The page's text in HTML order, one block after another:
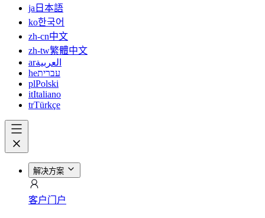
ja 日本語
ko한국어
zh-cn中文
zh-tw繁體中文
arالعربية
heעברית
plPolski
itItaliano
trTürkçe
解决方案
客户门户